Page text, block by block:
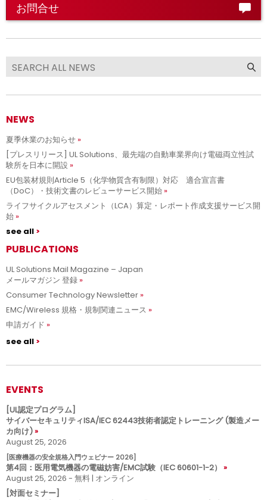
お問合せ
NEWS
夏季休業のお知らせ
[プレスリリース] UL Solutions、最先端の自動車業界向け電磁両立性試
験所を日本に開設
EU包装材規則Article 5（化学物質含有制限）対応 適合宣言書
（DoC）・技術文書のレビューサービス開始
ライフサイクルアセスメント（LCA）算定・レポート作成支援サービス開
始
see all
PUBLICATIONS
UL Solutions Mail Magazine – Japan
メールマガジン 登録
Consumer Technology Newsletter
EMC/Wireless 規格・規制関連ニュース
申請ガイド
see all
EVENTS
[UL認定プログラム]
サイバーセキュリティISA/IEC 62443技術者認定トレーニング (製造メー
カ向け)
August 25, 2026
[医療機器の安全規格入門ウェビナー 2026]
第4回：医用電気機器の電磁妨害/EMC試験（IEC 60601-1-2）
August 25, 2026 - 無料 | オンライン
[対面セミナー]